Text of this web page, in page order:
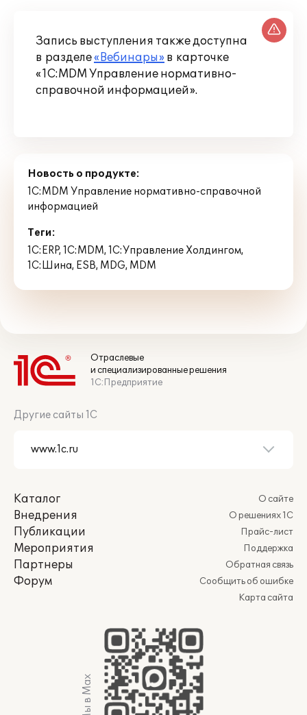
Запись выступления также доступна
в разделе«Вебинары» в карточке
«1С:MDM Управление нормативно-
справочной информацией».
Новость о продукте:
1С:MDM Управление нормативно-справочной
информацией
Теги:
1С:ERP,1С:MDM,1С:Управление Холдингом,
1С:Шина, ESB, MDG, MDM
Отраслевые
и специализированные решения
1С:Предприятие
Другие сайты 1С
Каталог
Внедрения
Публикации
Мероприятия
Партнеры
Форум
О сайте
О решениях 1С
Прайс-лист
Поддержка
Обратная связь
Сообщить об ошибке
Карта сайта
Мы в Max